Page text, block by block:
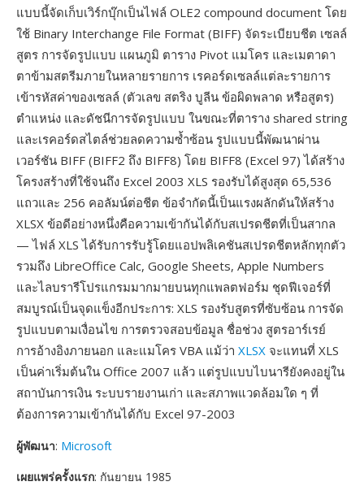
แบบนี้จัดเก็บเวิร์กบุ๊กเป็นไฟล์ OLE2 compound document โดย
ใช้ Binary Interchange File Format (BIFF) จัดระเบียบชีต เซลล์
สูตร การจัดรูปแบบ แผนภูมิ ตาราง Pivot แมโคร และเมตาดา
ตาข้ามสตรีมภายในหลายรายการ เรคอร์ดเซลล์แต่ละรายการ
เข้ารหัสค่าของเซลล์ (ตัวเลข สตริง บูลีน ข้อผิดพลาด หรือสูตร)
ตำแหน่ง และดัชนีการจัดรูปแบบ ในขณะที่ตาราง shared string
และเรคอร์ดสไตล์ช่วยลดความซ้ำซ้อน รูปแบบนี้พัฒนาผ่าน
เวอร์ชัน BIFF (BIFF2 ถึง BIFF8) โดย BIFF8 (Excel 97) ได้สร้าง
โครงสร้างที่ใช้จนถึง Excel 2003 XLS รองรับได้สูงสุด 65,536
แถวและ 256 คอลัมน์ต่อชีต ข้อจำกัดนี้เป็นแรงผลักดันให้สร้าง
XLSX ข้อดีอย่างหนึ่งคือความเข้ากันได้กับสเปรดชีตที่เป็นสากล
— ไฟล์ XLS ได้รับการรับรู้โดยแอปพลิเคชันสเปรดชีตหลักทุกตัว
รวมถึง LibreOffice Calc, Google Sheets, Apple Numbers
และไลบรารีโปรแกรมมากมายบนทุกแพลตฟอร์ม ชุดฟีเจอร์ที่
สมบูรณ์เป็นจุดแข็งอีกประการ: XLS รองรับสูตรที่ซับซ้อน การจัด
รูปแบบตามเงื่อนไข การตรวจสอบข้อมูล ชื่อช่วง สูตรอาร์เรย์
การอ้างอิงภายนอก และแมโคร VBA แม้ว่า XLSX จะแทนที่ XLS
เป็นค่าเริ่มต้นใน Office 2007 แล้ว แต่รูปแบบไบนารียังคงอยู่ใน
สถาบันการเงิน ระบบรายงานเก่า และสภาพแวดล้อมใด ๆ ที่
ต้องการความเข้ากันได้กับ Excel 97-2003
ผู้พัฒนา: Microsoft
เผยแพร่ครั้งแรก: กันยายน 1985